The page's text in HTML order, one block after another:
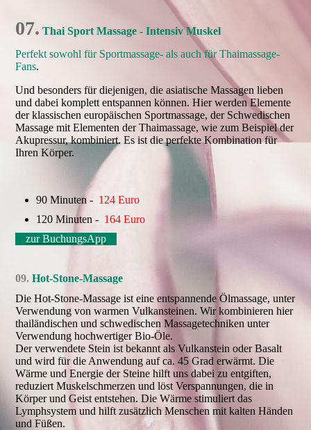
07. Thai Sport Massage - Intensiv Muskel
Perfekt sowohl für Sportmassage- als auch für Thaimassage-
Fans.
Und besonders für diejenigen, die asiatische Massagen lieben
und dabei komplett entspannen können. Hier werden Elemente
der klassischen europäischen Sportmassage, der Schwedischen
Massage mit Elementen der Thaimassage, wie zum Beispiel der
Akupressur, kombiniert. Es ist die perfekte Kombination für
Ihren Körper.
90 Minuten - 124 Euro
120 Minuten - 164 Euro
zur BuchungsApp
09. Hot-Stone-Massage
Die Hot-Stone-Massage ist eine entspannende Ölmassage, unter
Verwendung von warmen Vulkansteinen. Wir kombinieren hier
thailändischen und schwedischen Massagetechniken unter
Verwendung hochwertiger Bio-Öle.
Der verwendete Stein ist bekannt als Vulkanstein oder Basalt
und wird für die Anwendung auf ca. 45 Grad erwärmt. Die
Wärme und Energie der Steine hilft uns dabei zu entgiften,
reduziert Muskelschmerzen und löst Verspannungen, die in
Körper und Geist entstehen. Die Wärme stimuliert das
Lymphsystem und hilft zusätzlich Menschen mit kalten Händen
und Füßen.